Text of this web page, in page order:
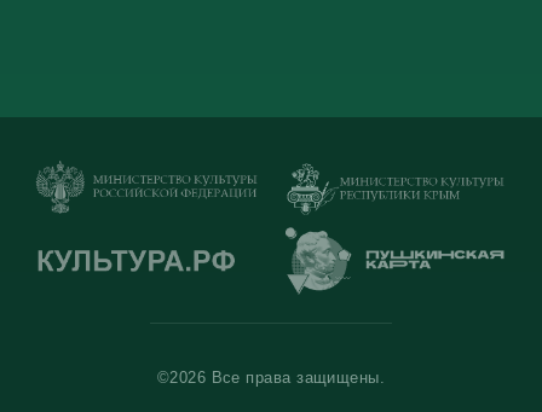
©2026 Все права защищены.